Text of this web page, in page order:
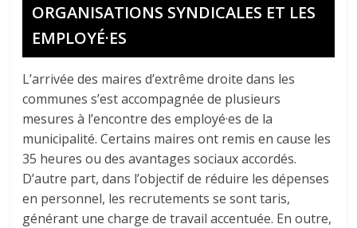
ORGANISATIONS SYNDICALES ET LES
EMPLOYÉ·ES
L’arrivée des maires d’extrême droite dans les
communes s’est accompagnée de plusieurs
mesures à l’encontre des employé·es de la
municipalité. Certains maires ont remis en cause les
35 heures ou des avantages sociaux accordés.
D’autre part, dans l’objectif de réduire les dépenses
en personnel, les recrutements se sont taris,
générant une charge de travail accentuée. En outre,